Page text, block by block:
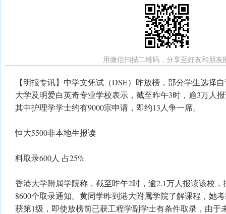
用微信扫描二维码，分享至好友和朋友
【明报专讯】中学文凭试（DSE）昨放榜，部分学生选择
大学及明爱白英奇专业学校表示，截至昨午3时，逾3万人
其中护理学学士约有9000宗申请，即约13人争一席。
恒大5500非本地生报读
料取录600人 占25%
香港大学附属学院称，截至昨午2时，逾2.1万人报读该校
8600个取录通知。黄同学昨到港大附属学院了解课程，她
获第1级，即使放榜前已获工程学副学士有条件取录，由于